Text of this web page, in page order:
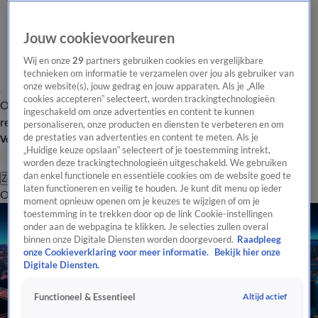
Overzicht Laatste nieuws Regionieuws Het beste van Hart
Tip de
redactie
Volg Hart van Nederland
Zoeken
OverzichtRegioUitzendingenWeerTip de redactiePanelVideo's
Jouw cookievoorkeuren
Wij en onze29 partners gebruiken cookies en vergelijkbare
technieken om informatie te verzamelen over jou als gebruiker van
onze website(s), jouw gedrag en jouw apparaten. Als je „Alle
cookies accepteren” selecteert, worden trackingtechnologieën
ingeschakeld om onze advertenties en content te kunnen
personaliseren, onze producten en diensten te verbeteren en om
de prestaties van advertenties en content te meten. Als je
„Huidige keuze opslaan” selecteert of je toestemming intrekt,
worden deze trackingtechnologieën uitgeschakeld. We gebruiken
dan enkel functionele en essentiële cookies om de website goed te
laten functioneren en veilig te houden. Je kunt dit menu op ieder
moment opnieuw openen om je keuzes te wijzigen of om je
toestemming in te trekken door op de link Cookie-instellingen
onder aan de webpagina te klikken. Je selecties zullen overal
binnen onze Digitale Diensten worden doorgevoerd. Raadpleeg
onze Cookieverklaring voor meer informatie.
Bekijk hier onze
Digitale Diensten.
Functioneel & Essentieel Altijd actief